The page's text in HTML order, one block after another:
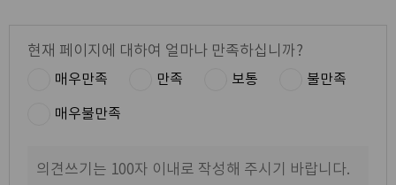
현재 페이지에 대하여 얼마나 만족하십니까?
매우만족 만족 보통 불만족
매우불만족